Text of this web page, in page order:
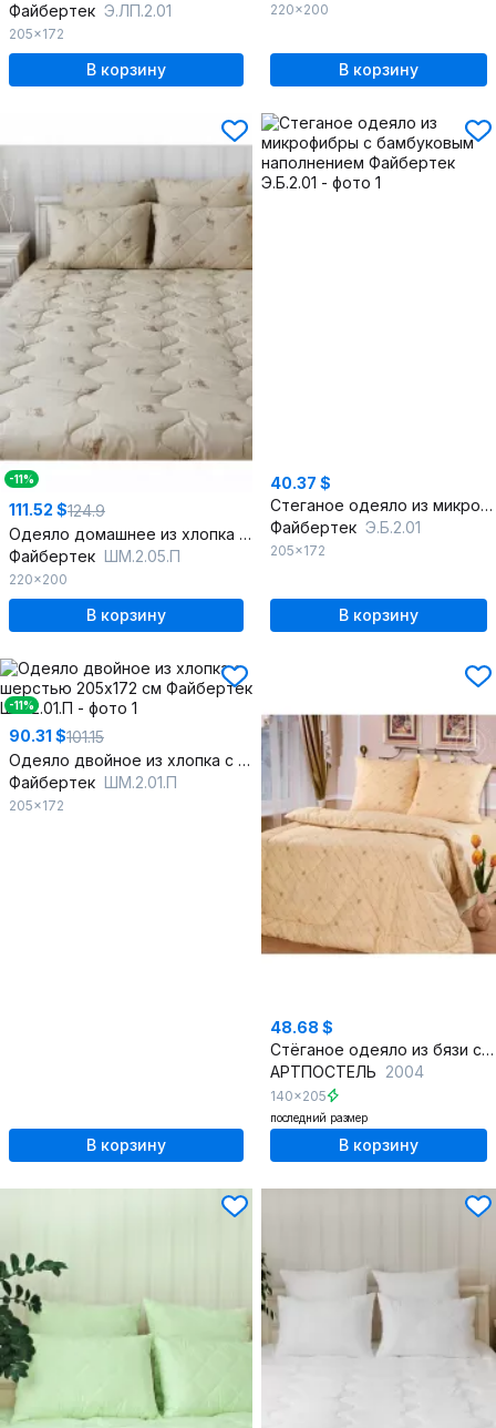
Файбертек Э.ЛП.2.01
205x172
В корзину
220x200
В корзину
-11%
111.52 $124.9
Одеяло домашнее из хлопка с шерстью 220x200 см
Файбертек ШМ.2.05.П
220x200
В корзину
40.37 $
Стеганое одеяло из микрофибры с бамбуковым наполнением
Файбертек Э.Б.2.01
205x172
В корзину
-11%
90.31 $101.15
Одеяло двойное из хлопка с шерстью 205x172 см
Файбертек ШМ.2.01.П
205x172
В корзину
48.68 $
Стёганое одеяло из бязи с холофайбером для дома
АРТПОСТЕЛЬ 2004
140x205
последний размер
В корзину